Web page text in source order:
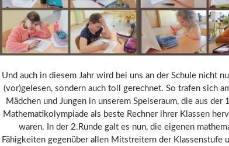
Und auch in diesem Jahr wird bei uns an der Schule nicht
(vor)gelesen, sondern auch toll gerechnet. So trafen sich
Mädchen und Jungen in unserem Speiseraum, die aus der
Mathematikolympiade als beste Rechner ihrer Klassen
waren. In der 2.Runde galt es nun, die eigenen
Fähigkeiten gegenüber allen Mitstreitern der Klassenstufe